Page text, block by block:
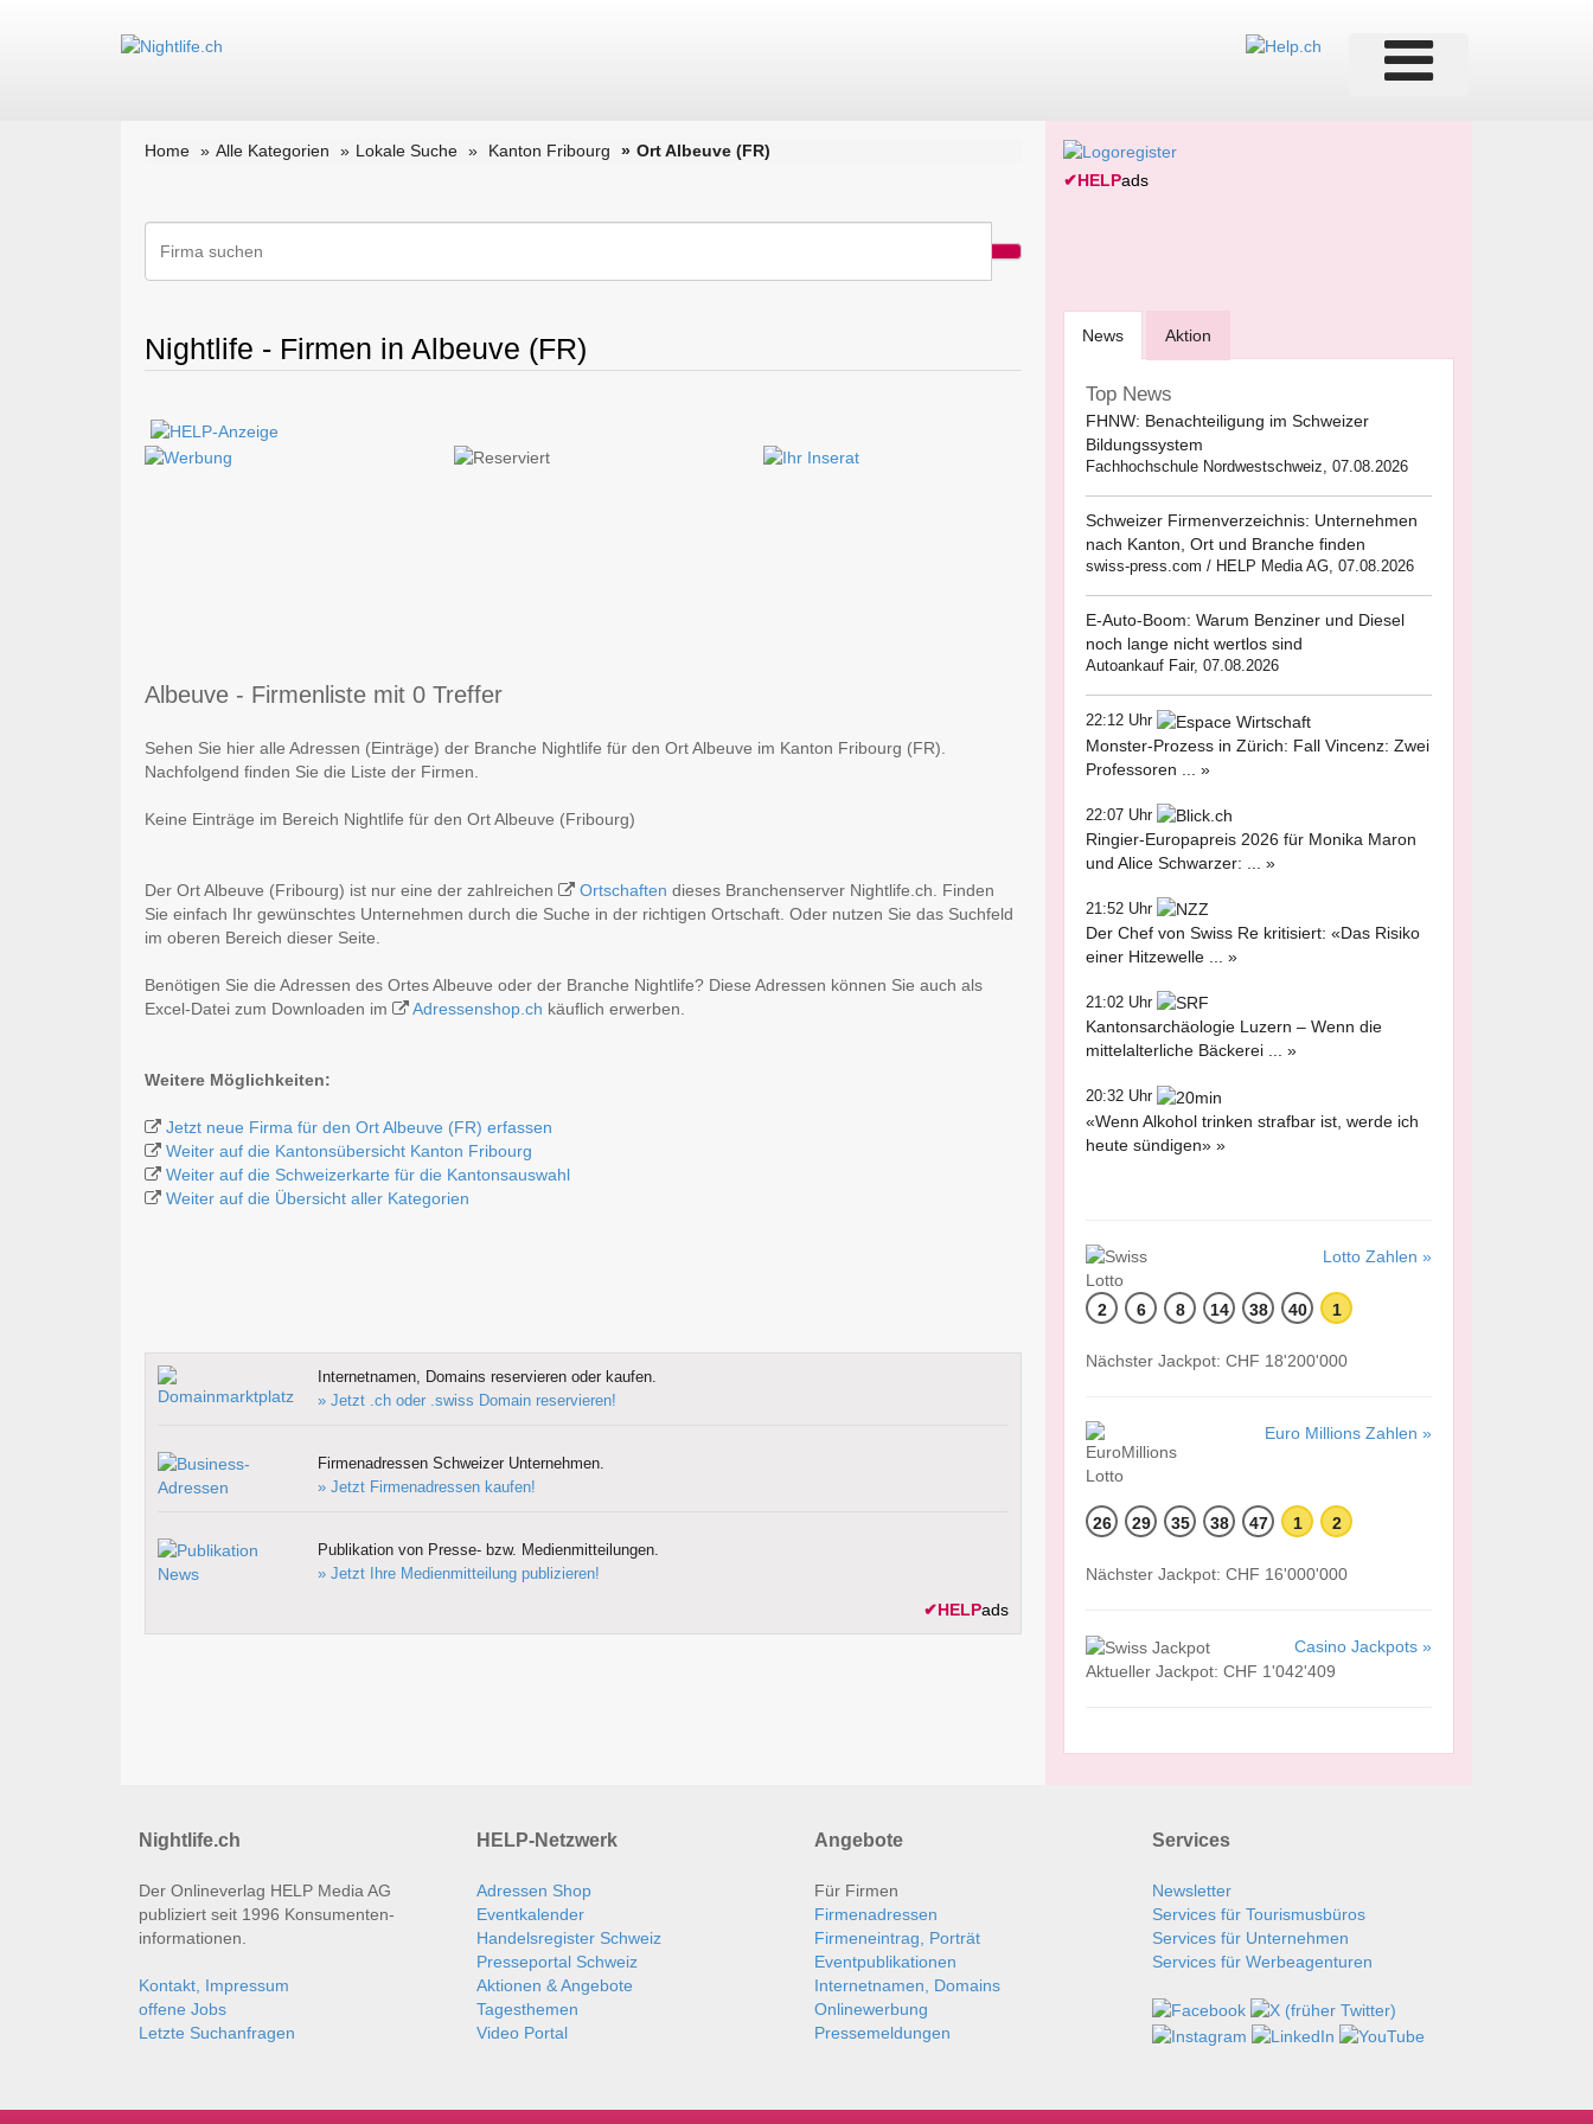
Home Alle Kategorien Lokale Suche Kanton Fribourg Ort Albeuve (FR)
Nightlife - Firmen in Albeuve (FR)
Albeuve - Firmenliste mit 0 Treffer
Sehen Sie hier alle Adressen (Einträge) der Branche Nightlife für den Ort Albeuve im Kanton Fribourg (FR).
Nachfolgend finden Sie die Liste der Firmen.
Keine Einträge im Bereich Nightlife für den Ort Albeuve (Fribourg)
Der Ort Albeuve (Fribourg) ist nur eine der zahlreichen Ortschaften dieses Branchenserver Nightlife.ch. Finden
Sie einfach Ihr gewünschtes Unternehmen durch die Suche in der richtigen Ortschaft. Oder nutzen Sie das Suchfeld
im oberen Bereich dieser Seite.
Benötigen Sie die Adressen des Ortes Albeuve oder der Branche Nightlife? Diese Adressen können Sie auch als
Excel-Datei zum Downloaden im
Adressenshop.ch käuflich erwerben.
Weitere Möglichkeiten:
Jetzt neue Firma für den Ort Albeuve (FR) erfassen
Weiter auf die Kantonsübersicht Kanton Fribourg
Weiter auf die Schweizerkarte für die Kantonsauswahl
Weiter auf die Übersicht aller Kategorien
Internetnamen, Domains reservieren oder kaufen.
» Jetzt .ch oder .swiss Domain reservieren!
Firmenadressen Schweizer Unternehmen.
» Jetzt Firmenadressen kaufen!
Publikation von Presse- bzw. Medienmitteilungen.
» Jetzt Ihre Medienmitteilung publizieren!
✔HELPads
✔HELPads
News Aktion
Top News
FHNW: Benachteiligung im Schweizer
Bildungssystem
Fachhochschule Nordwestschweiz, 07.08.2026
Schweizer Firmenverzeichnis: Unternehmen
nach Kanton, Ort und Branche finden
swiss-press.com / HELP Media AG, 07.08.2026
E-Auto-Boom: Warum Benziner und Diesel
noch lange nicht wertlos sind
Autoankauf Fair, 07.08.2026
22:12 Uhr
Monster-Prozess in Zürich: Fall Vincenz: Zwei
Professoren ... »
22:07 Uhr
Ringier-Europapreis 2026 für Monika Maron
und Alice Schwarzer: ... »
21:52 Uhr
Der Chef von Swiss Re kritisiert: «Das Risiko
einer Hitzewelle ... »
21:02 Uhr
Kantonsarchäologie Luzern – Wenn die
mittelalterliche Bäckerei ... »
20:32 Uhr
«Wenn Alkohol trinken strafbar ist, werde ich
heute sündigen» »
Lotto Zahlen »
2 6 8 14 38 40 1
Nächster Jackpot: CHF 18'200'000
Euro Millions Zahlen »
26 29 35 38 47 1 2
Nächster Jackpot: CHF 16'000'000
Casino Jackpots »
Aktueller Jackpot: CHF 1'042'409
Nightlife.ch
Der Onlineverlag HELP Media AG
publiziert seit 1996 Konsumenten­
informationen.
Kontakt, Impressum
offene Jobs
Letzte Suchanfragen
HELP-Netzwerk
Adressen Shop
Eventkalender
Handelsregister Schweiz
Presseportal Schweiz
Aktionen & Angebote
Tagesthemen
Video Portal
Angebote
Für Firmen
Firmenadressen
Firmeneintrag, Porträt
Eventpublikationen
Internetnamen, Domains
Onlinewerbung
Pressemeldungen
Services
Newsletter
Services für Tourismusbüros
Services für Unternehmen
Services für Werbeagenturen